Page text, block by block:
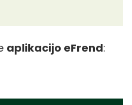
aplikacijo eFrend: